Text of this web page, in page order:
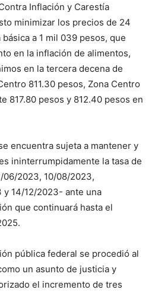
Inflación y Carestía
minimizar los precios de 24
a 1 mil 039 pesos, que
en la inflación de alimentos,
en la tercera decena de
811.30 pesos, Zona Centro
817.80 pesos y 812.40 pesos en
encuentra sujeta a mantener y
ininterrumpidamente la tasa de
2023, 10/08/2023,
y 14/12/2023- ante una
que continuará hasta el
pública federal se procedió al
un asunto de justicia y
el incremento de tres